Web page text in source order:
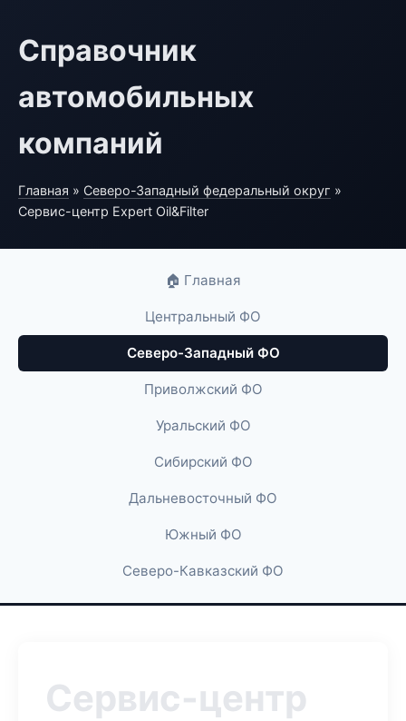
Справочник
автомобильных
компаний
Главная » Северо-Западный федеральный округ »
Сервис-центр Expert Oil&Filter
🏠 Главная
Центральный ФО
Северо-Западный ФО
Приволжский ФО
Уральский ФО
Сибирский ФО
Дальневосточный ФО
Южный ФО
Северо-Кавказский ФО
Сервис-центр